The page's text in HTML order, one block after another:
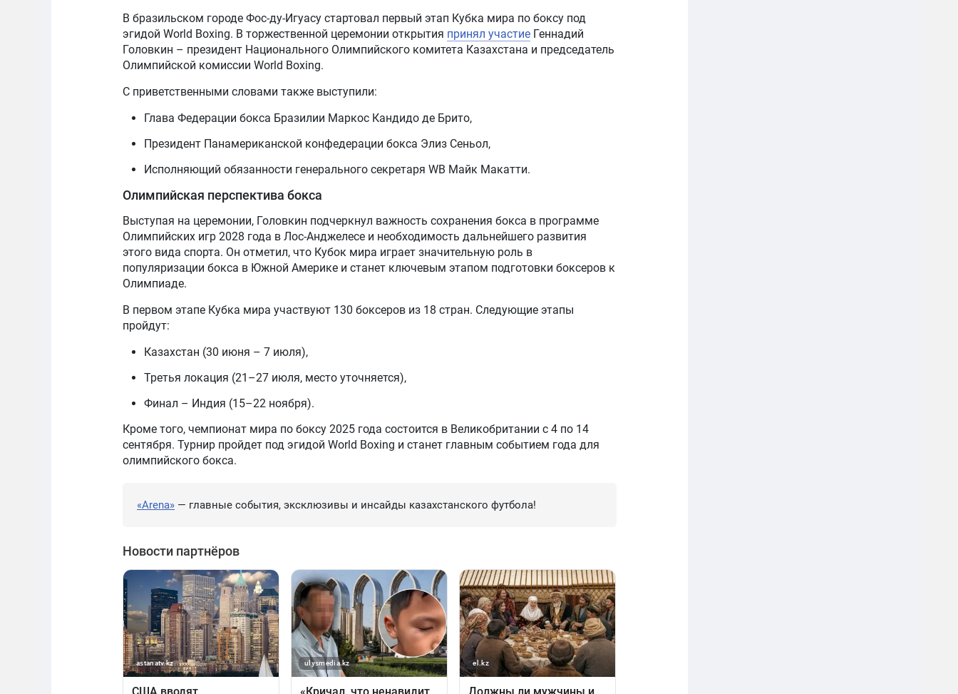
В бразильском городе Фос-ду-Игуасу стартовал первый этап Кубка мира по боксу под
эгидой World Boxing. В торжественной церемонии открытия принял участие Геннадий
Головкин – президент Национального Олимпийского комитета Казахстана и председатель
Олимпийской комиссии World Boxing.
С приветственными словами также выступили:
Глава Федерации бокса Бразилии Маркос Кандидо де Брито,
Президент Панамериканской конфедерации бокса Элиз Сеньол,
Исполняющий обязанности генерального секретаря WB Майк Макатти.
Олимпийская перспектива бокса
Выступая на церемонии, Головкин подчеркнул важность сохранения бокса в программе
Олимпийских игр 2028 года в Лос-Анджелесе и необходимость дальнейшего развития
этого вида спорта. Он отметил, что Кубок мира играет значительную роль в
популяризации бокса в Южной Америке и станет ключевым этапом подготовки боксеров к
Олимпиаде.
В первом этапе Кубка мира участвуют 130 боксеров из 18 стран. Следующие этапы
пройдут:
Казахстан (30 июня – 7 июля),
Третья локация (21–27 июля, место уточняется),
Финал – Индия (15–22 ноября).
Кроме того, чемпионат мира по боксу 2025 года состоится в Великобритании с 4 по 14
сентября. Турнир пройдет под эгидой World Boxing и станет главным событием года для
олимпийского бокса.
«Arena» — главные события, эксклюзивы и инсайды казахстанского футбола!